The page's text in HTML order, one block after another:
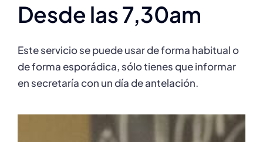
Desde las 7,30am
Este servicio se puede usar de forma habitual o
de forma esporádica, sólo tienes que informar
en secretaría con un día de antelación.